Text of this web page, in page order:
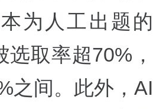
为人工出题的
取率超70%，
之间。此外，AI